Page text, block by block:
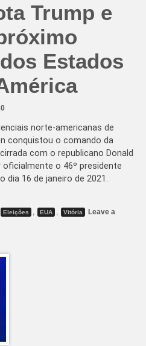
Trump e
Estados
norte-americanas de
conquistou o comando da
com o republicano Donald
oficialmente o 46º presidente
dia 16 de janeiro de 2021.
Eleições , EUA , Vitória
Leave a